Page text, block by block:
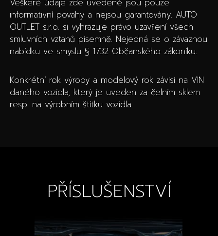
informativní povahy a nejsou garantovány. AUTO
OUTLET s.r.o. si vyhrazuje právo uzavření všech
smluvních vztahů písemně. Nejedná se o závaznou
nabídku ve smyslu § 1732 Občanského zákoníku.
Konkrétní rok výroby a modelový rok závisí na VIN
daného vozidla, který je uveden za čelním sklem
resp. na výrobním štítku vozidla.
PŘÍSLUŠENSTVÍ